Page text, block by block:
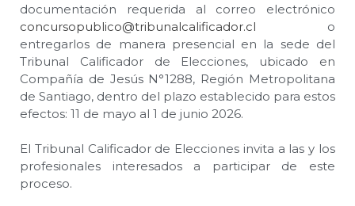
documentación requerida al correo electrónico
concursopublico@tribunalcalificador.cl o
entregarlos de manera presencial en la sede del
Tribunal Calificador de Elecciones, ubicado en
Compañía de Jesús N°1288, Región Metropolitana
de Santiago, dentro del plazo establecido para estos
efectos: 11 de mayo al 1 de junio 2026.
El Tribunal Calificador de Elecciones invita a las y los
profesionales interesados a participar de este
proceso.